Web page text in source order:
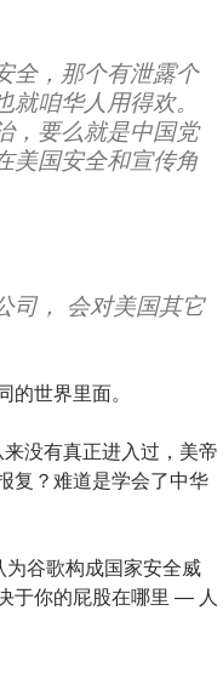
全，那个有泄露个
咱华人用得欢。
，要么就是中国党
美国安全和宣传角
司， 会对美国其它
的世界里面。
没有真正进入过，美帝
复？难道是学会了中华
为谷歌构成国家安全威
于你的屁股在哪里 — 人